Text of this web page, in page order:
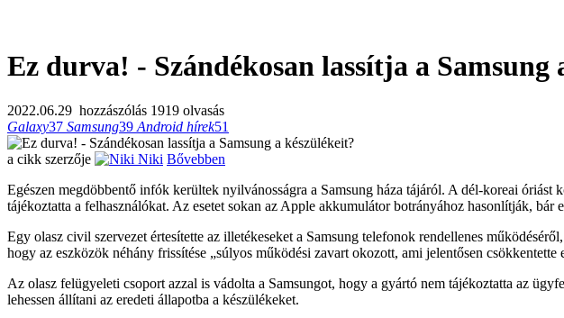
Ez durva! - Szándékosan lassítja a Samsung
2022.06.29 hozzászólás 1919 olvasás
Galaxy37 Samsung39 Android hírek51
a cikk szerzője Niki Bővebben
Egészen megdöbbentő infók kerültek nyilvánosságra a Samsung háza tájáról. A dél-koreai
tájékoztatta a felhasználókat. Az esetet sokan az Apple akkumulátor botrányához hasonlítják,
Egy olasz civil szervezet értesítette az illetékeseket a Samsung telefonok rendellenes
hogy az eszközök néhány frissítése „súlyos működési zavart okozott, ami jelentősen
Az olasz felügyeleti csoport azzal is vádolta a Samsungot, hogy a gyártó nem tájékoztatta az
lehessen állítani az eredeti állapotba a készülékeket.